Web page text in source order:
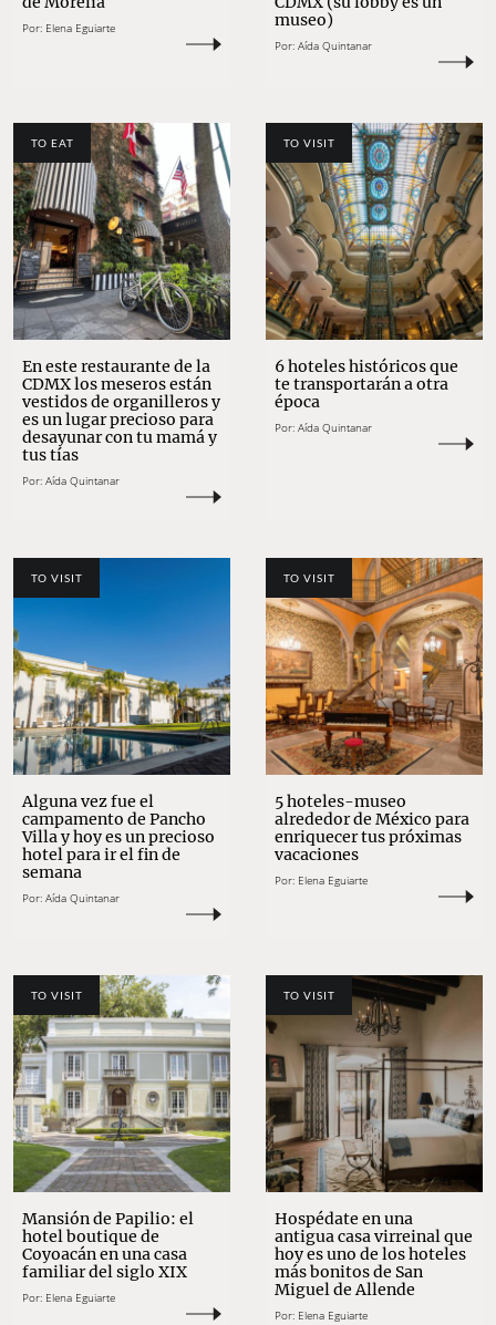
Por: Elena Eguiarte
museo)
Por: Aída Quintanar
TO EAT
En este restaurante de la
CDMX los meseros están
vestidos de organilleros y
es un lugar precioso para
desayunar con tu mamá y
tus tías
Por: Aída Quintanar
TO VISIT
6 hoteles históricos que
te transportarán a otra
época
Por: Aída Quintanar
TO VISIT
Alguna vez fue el
campamento de Pancho
Villa y hoy es un precioso
hotel para ir el fin de
semana
Por: Aída Quintanar
TO VISIT
5 hoteles-museo
alrededor de México para
enriquecer tus próximas
vacaciones
Por: Elena Eguiarte
TO VISIT
Mansión de Papilio: el
hotel boutique de
Coyoacán en una casa
familiar del siglo XIX
Por: Elena Eguiarte
TO VISIT
Hospédate en una
antigua casa virreinal que
hoy es uno de los hoteles
más bonitos de San
Miguel de Allende
Por: Elena Eguiarte